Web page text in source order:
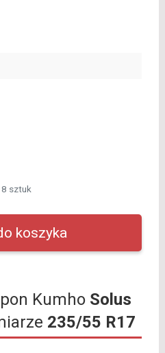
8 sztuk
Kumho Solus
235/55 R17